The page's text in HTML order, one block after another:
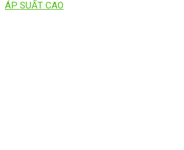
ÁP SUẤT CAO